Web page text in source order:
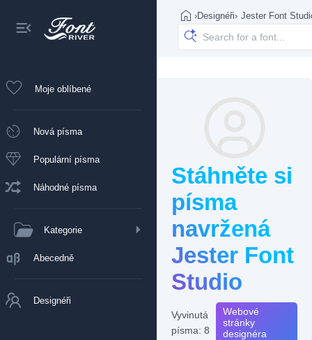
Moje oblíbené
Nová písma
Populární písma
Náhodné písma
Kategorie
Abecedně
Designéři
›Designéři› Jester Font
Stáhněte si
písma
navržená
Jester Font
Studio
Vyvinutá
písma: 8
Webové
stránky
designéra